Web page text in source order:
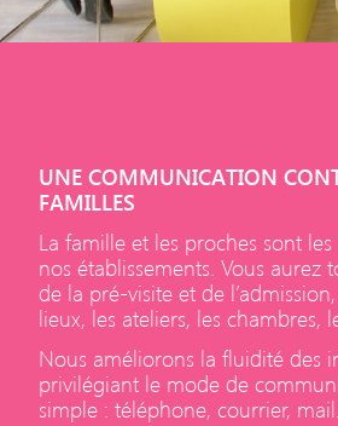
UNE COMMUNICATION
FAMILLES
La famille et les proches sont
nos établissements. Vous aurez
de la pré-visite et de
lieux, les ateliers, les chambres,
Nous améliorons la fluidité des
privilégiant le mode de
simple : téléphone, courrier,